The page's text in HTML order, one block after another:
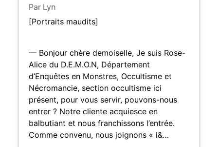
Par Lyn
[Portraits maudits]
— Bonjour chère demoiselle, Je suis Rose-
Alice du D.E.M.O.N, Département
d’Enquêtes en Monstres, Occultisme et
Nécromancie, section occultisme ici
présent, pour vous servir, pouvons-nous
entrer ? Notre cliente acquiesce en
balbutiant et nous franchissons l’entrée.
Comme convenu, nous joignons « l&…